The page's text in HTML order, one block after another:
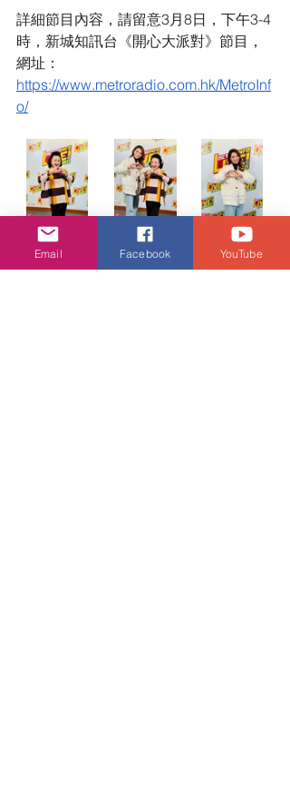
詳細節目內容，請留意3月8日，下午3-4
時，新城知訊台《開心大派對》節目，
網址：
https://www.metroradio.com.hk/MetroInf
o/
Email Facebook YouTube